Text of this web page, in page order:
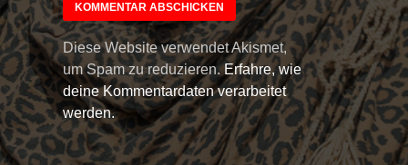
Diese Website verwendet Akismet,
um Spam zu reduzieren.Erfahre, wie
deine Kommentardaten verarbeitet
werden.